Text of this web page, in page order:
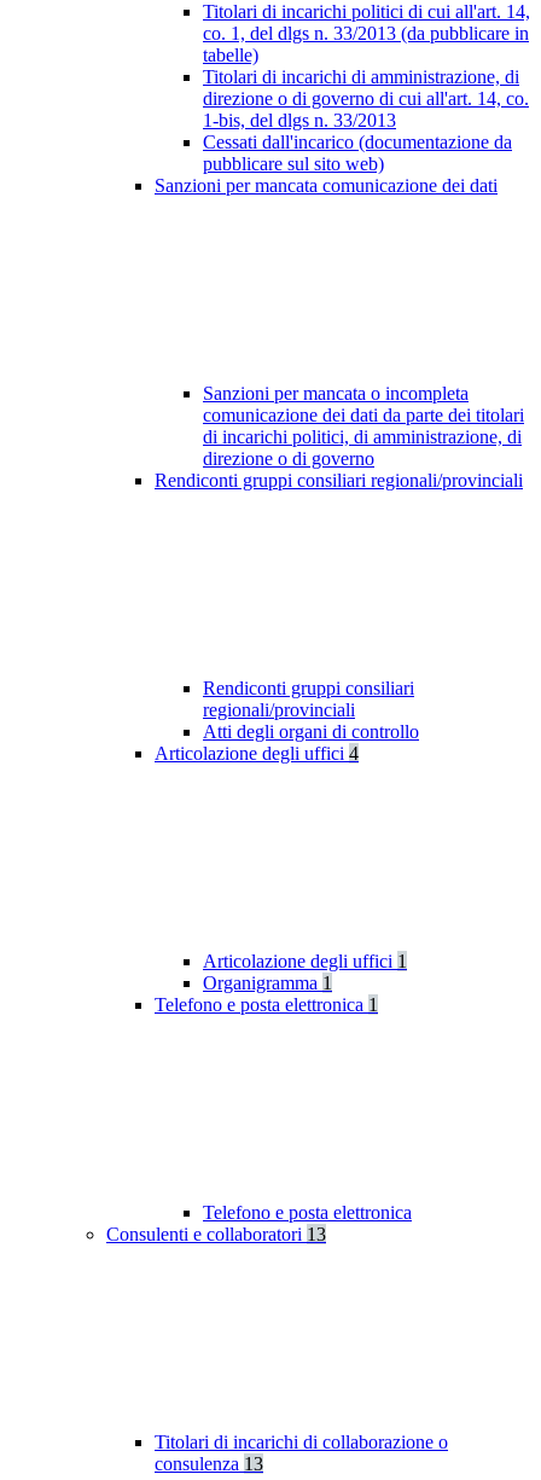
Titolari di incarichi politici di cui all'art. 14,
co. 1, del dlgs n. 33/2013 (da pubblicare in
tabelle)
Titolari di incarichi di amministrazione, di
direzione o di governo di cui all'art. 14, co.
1-bis, del dlgs n. 33/2013
Cessati dall'incarico (documentazione da
pubblicare sul sito web)
Sanzioni per mancata comunicazione dei dati
Sanzioni per mancata o incompleta
comunicazione dei dati da parte dei titolari
di incarichi politici, di amministrazione, di
direzione o di governo
Rendiconti gruppi consiliari regionali/provinciali
Rendiconti gruppi consiliari
regionali/provinciali
Atti degli organi di controllo
Articolazione degli uffici 4
Articolazione degli uffici 1
Organigramma 1
Telefono e posta elettronica 1
Telefono e posta elettronica
Consulenti e collaboratori 13
Titolari di incarichi di collaborazione o
consulenza 13